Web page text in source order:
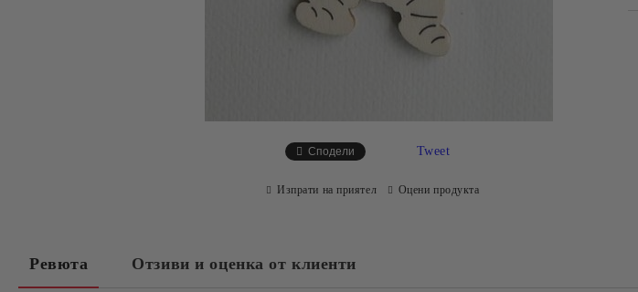
Сподели Tweet
Изпрати на приятел Оцени продукта
Ревюта Отзиви и оценка от клиенти